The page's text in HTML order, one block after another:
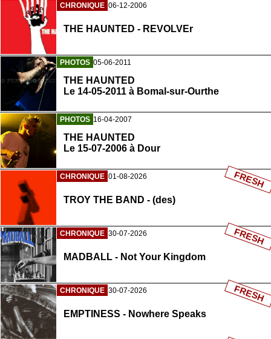
CHRONIQUE 06-12-2006
THE HAUNTED - REVOLVEr
PHOTOS 05-06-2011
THE HAUNTED
Le 14-05-2011 à Bomal-sur-Ourthe
PHOTOS 16-04-2007
THE HAUNTED
Le 15-07-2006 à Dour
CHRONIQUE 01-08-2026
TROY THE BAND - (des)
FRESH
CHRONIQUE 30-07-2026
MADBALL - Not Your Kingdom
FRESH
CHRONIQUE 30-07-2026
EMPTINESS - Nowhere Speaks
FRESH